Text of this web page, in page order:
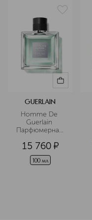
GUERLAIN
Homme De
Guerlain
Парфюмерная
15 760 ¤
100 мл